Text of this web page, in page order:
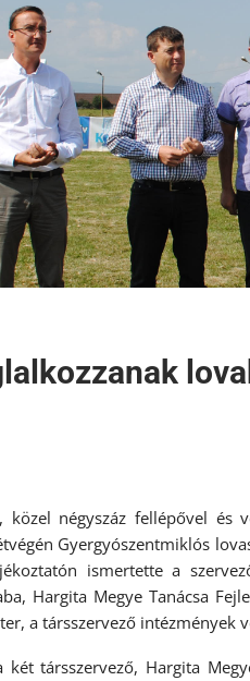
négyszáz fellépővel és
Gyergyószentmiklós
ismertette a
Hargita Megye Tanácsa
a társszervező intézmények
társszervező, Hargita